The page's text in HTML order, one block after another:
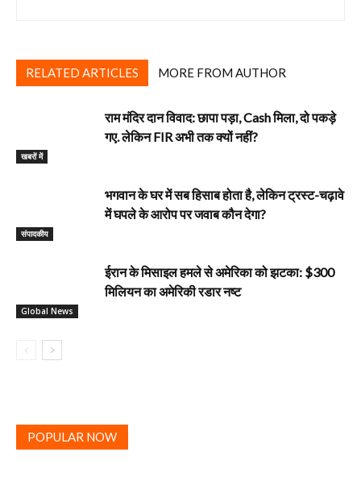
RELATED ARTICLES MORE FROM AUTHOR
खबरों में
राम मंदिर दान विवाद: छापा पड़ा, Cash मिला, दो पकड़े
गए. लेकिन FIR अभी तक क्यों नहीं?
‎संपादकीय
भगवान के घर में सब हिसाब होता है, लेकिन ट्रस्ट-चढ़ावे
में घपले के आरोप पर जवाब कौन देगा?
Global News
ईरान के मिसाइल हमले से अमेरिका को झटका: $300
मिलियन का अमेरिकी रडार नष्ट
POPULAR NOW